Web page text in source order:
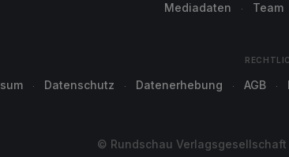
Mediadaten Team
Datenschutz Datenerhebung AGB
© Rundschau